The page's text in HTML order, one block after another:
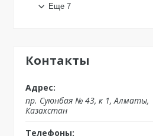
Еще 7
Контакты
пр. Суюнбая № 43, к 1, Алматы,
Казахстан